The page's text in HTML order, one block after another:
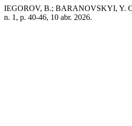
IEGOROV, B.; BARANOVSKYI,
n. 1, p. 40-46, 10 abr. 2026.